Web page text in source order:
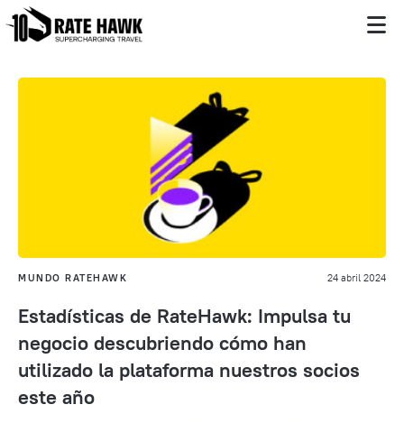
MUNDO RATEHAWK 24 abril 2024
Estadísticas de RateHawk: Impulsa tu
negocio descubriendo cómo han
utilizado la plataforma nuestros socios
este año